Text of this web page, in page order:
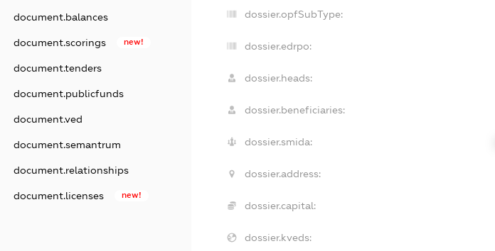
document.balances
document.scorings new!
document.tenders
document.publicfunds
document.ved
document.semantrum
document.relationships
document.licenses new!
dossier.opfSubType:
dossier.edrpo:
dossier.heads:
dossier.beneficiaries:
dossier.smida:
dossier.address:
dossier.capital:
dossier.kveds: